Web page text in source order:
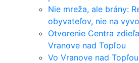
Nie mreža, ale brány:
obyvateľov, nie na
Otvorenie Centra
Vranove nad Topľou
Vo Vranove nad